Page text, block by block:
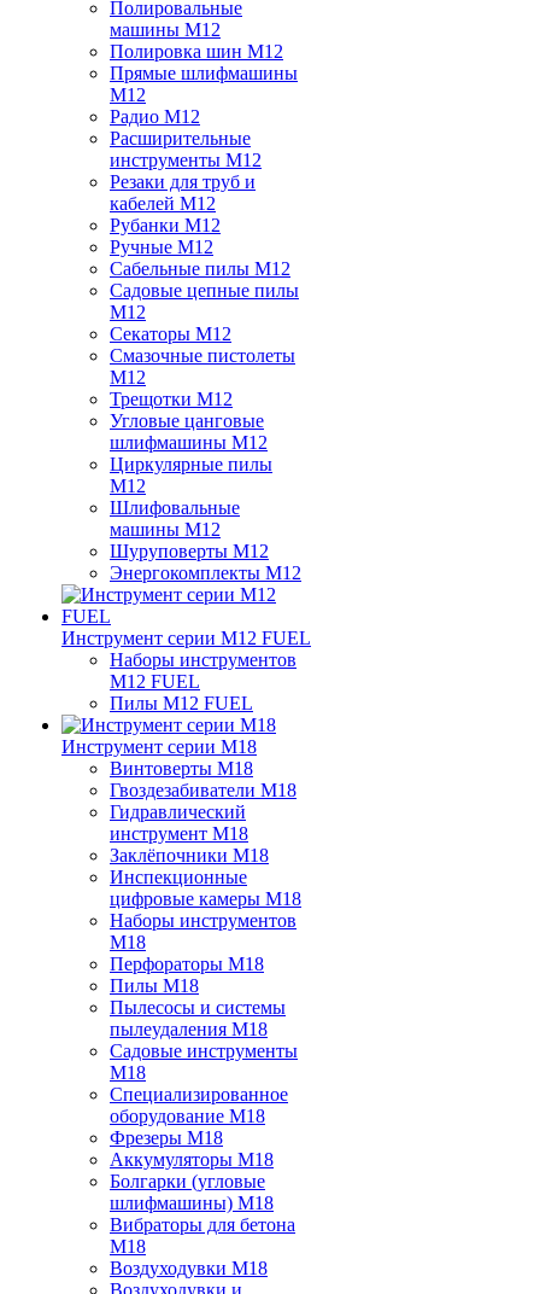
Полировальные
машины M12
Полировка шин M12
Прямые шлифмашины
M12
Радио M12
Расширительные
инструменты M12
Резаки для труб и
кабелей M12
Рубанки M12
Ручные M12
Сабельные пилы M12
Садовые цепные пилы
M12
Секаторы M12
Смазочные пистолеты
M12
Трещотки M12
Угловые цанговые
шлифмашины M12
Циркулярные пилы
M12
Шлифовальные
машины M12
Шуруповерты M12
Энергокомплекты M12
Инструмент серии M12 FUEL
Наборы инструментов
M12 FUEL
Пилы M12 FUEL
Инструмент серии M18
Винтоверты M18
Гвоздезабиватели M18
Гидравлический
инструмент M18
Заклёпочники M18
Инспекционные
цифровые камеры M18
Наборы инструментов
M18
Перфораторы M18
Пилы M18
Пылесосы и системы
пылеудаления M18
Садовые инструменты
M18
Специализированное
оборудование M18
Фрезеры M18
Аккумуляторы M18
Болгарки (угловые
шлифмашины) M18
Вибраторы для бетона
M18
Воздуходувки M18
Воздуходувки и